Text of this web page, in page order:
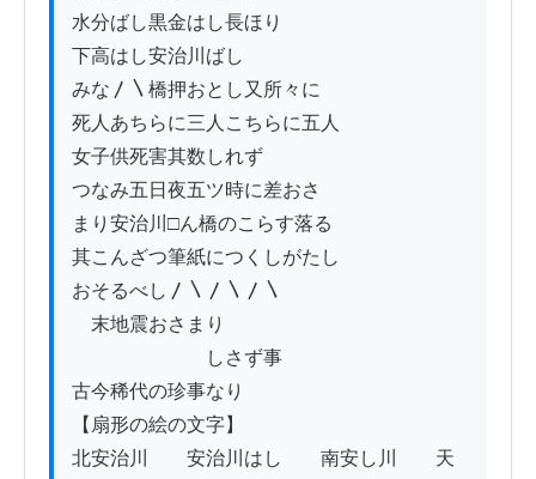
水分ばし黒金はし長ほり
下高はし安治川ばし
みな〳〵橋押おとし又所々に
死人あちらに三人こちらに五人
女子供死害其数しれず
つなみ五日夜五ツ時に差おさ
まり安治川□ん橋のこらす落る
其こんざつ筆紙につくしがたし
おそるべし〳〵〳〵〳〵
末地震おさまり
しさず事
古今稀代の珍事なり
【扇形の絵の文字】
北安治川　　安治川はし　　南安し川　　天